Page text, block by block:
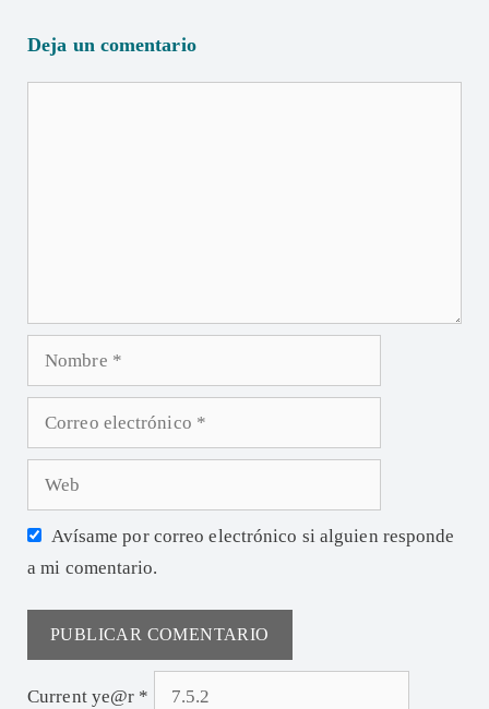
Deja un comentario
Avísame por correo electrónico si alguien responde
a mi comentario.
Current ye@r *